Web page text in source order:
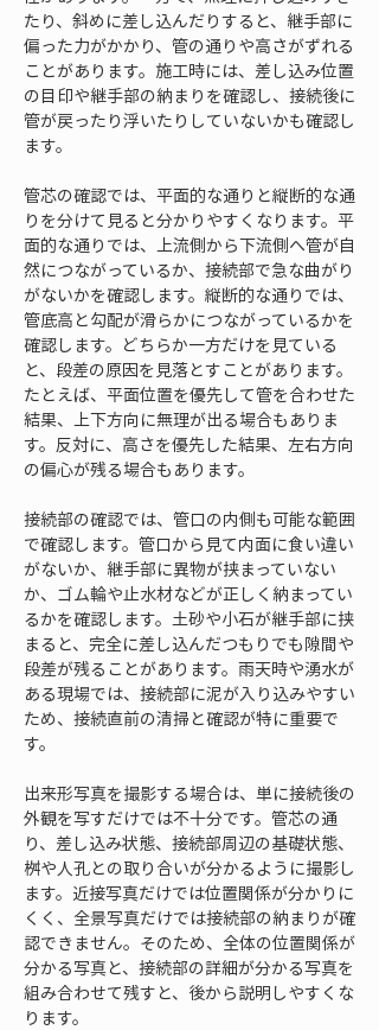
たり、斜めに差し込んだりすると、継手部に
偏った力がかかり、管の通りや高さがずれる
ことがあります。施工時には、差し込み位置
の目印や継手部の納まりを確認し、接続後に
管が戻ったり浮いたりしていないかも確認し
ます。
管芯の確認では、平面的な通りと縦断的な通
りを分けて見ると分かりやすくなります。平
面的な通りでは、上流側から下流側へ管が自
然につながっているか、接続部で急な曲がり
がないかを確認します。縦断的な通りでは、
管底高と勾配が滑らかにつながっているかを
確認します。どちらか一方だけを見ている
と、段差の原因を見落とすことがあります。
たとえば、平面位置を優先して管を合わせた
結果、上下方向に無理が出る場合もありま
す。反対に、高さを優先した結果、左右方向
の偏心が残る場合もあります。
接続部の確認では、管口の内側も可能な範囲
で確認します。管口から見て内面に食い違い
がないか、継手部に異物が挟まっていない
か、ゴム輪や止水材などが正しく納まってい
るかを確認します。土砂や小石が継手部に挟
まると、完全に差し込んだつもりでも隙間や
段差が残ることがあります。雨天時や湧水が
ある現場では、接続部に泥が入り込みやすい
ため、接続直前の清掃と確認が特に重要で
す。
出来形写真を撮影する場合は、単に接続後の
外観を写すだけでは不十分です。管芯の通
り、差し込み状態、接続部周辺の基礎状態、
桝や人孔との取り合いが分かるように撮影し
ます。近接写真だけでは位置関係が分かりに
くく、全景写真だけでは接続部の納まりが確
認できません。そのため、全体の位置関係が
分かる写真と、接続部の詳細が分かる写真を
組み合わせて残すと、後から説明しやすくな
ります。